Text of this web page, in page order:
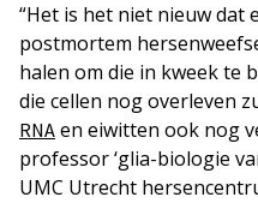
“Het is het niet nieuw dat
postmortem
halen om die in kweek te
die cellen nog overleven
RNA en eiwitten ook nog
professor ‘glia-biologie
UMC Utrecht